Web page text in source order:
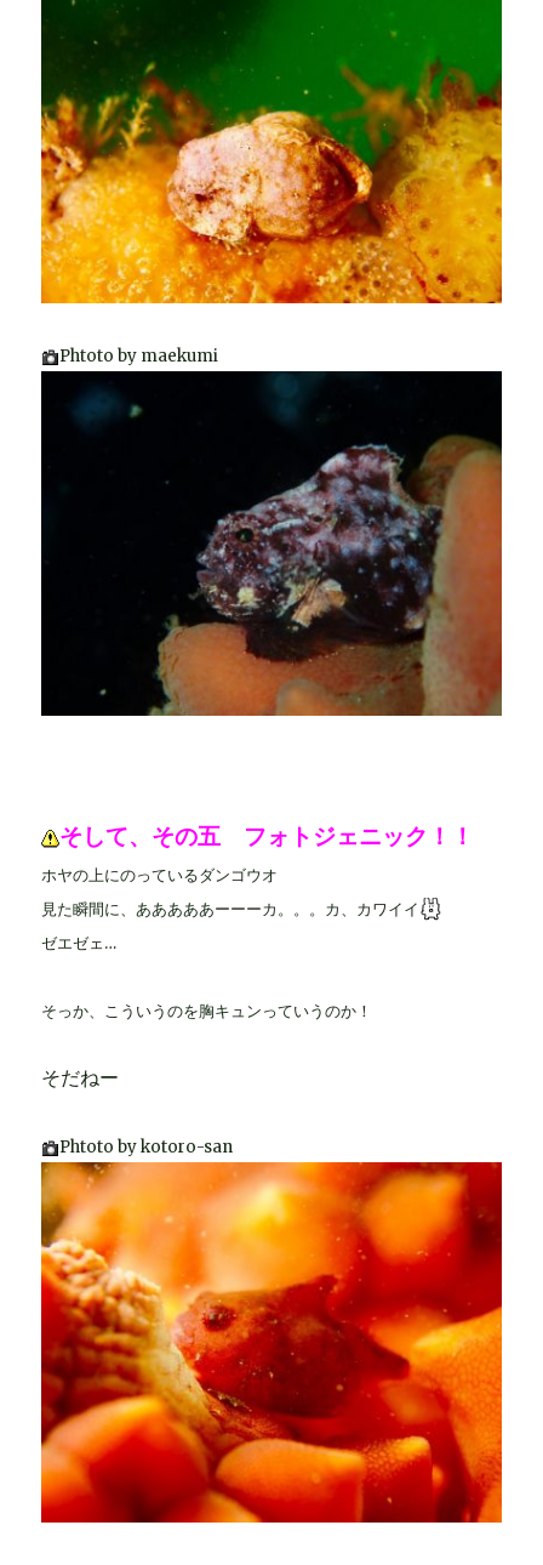
Phtoto by maekumi
そして、その五 フォトジェニック！！
ホヤの上にのっているダンゴウオ
見た瞬間に、あああああーーーカ。。。カ、カワイイ
ゼエゼェ…
そっか、こういうのを胸キュンっていうのか！
そだねー
Phtoto by kotoro-san